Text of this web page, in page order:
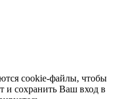
cookie-файлы, чтобы
и сохранить Ваш вход в